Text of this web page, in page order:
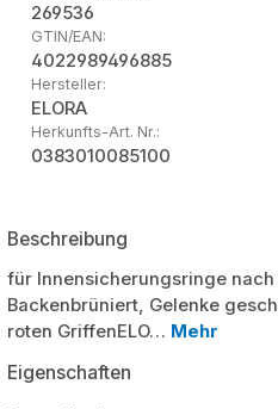
269536
GTIN/EAN:
4022989496885
Hersteller:
ELORA
Herkunfts-Art. Nr.:
0383010085100
Beschreibung
für Innensicherungsringe
Backenbrüniert, Gelenke
roten GriffenELO… Mehr
Eigenschaften